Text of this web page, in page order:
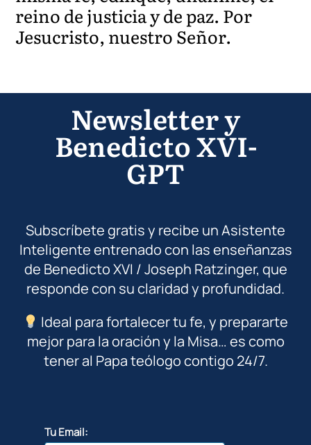
reino de justicia y de paz. Por
Jesucristo, nuestro Señor.
Newsletter y
Benedicto XVI-
GPT
Subscríbete gratis y recibe un Asistente
Inteligente entrenado con las enseñanzas
de Benedicto XVI / Joseph Ratzinger, que
responde con su claridad y profundidad.
Ideal para fortalecer tu fe, y prepararte
mejor para la oración y la Misa… es como
tener al Papa teólogo contigo 24/7.
Tu Email: